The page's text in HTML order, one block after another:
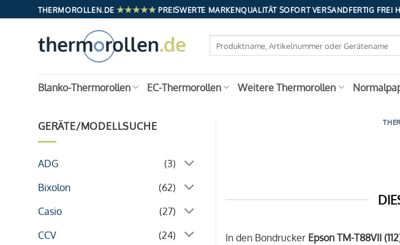
Inhalt
THERMOROLLEN.DE ★★★★★ PREISWERTE MARKENQUALITÄT SOFORT VERSANDFERTIG FREI
nach:
Blanko-Thermorollen EC-Thermorollen Weitere Thermorollen
GERÄTE/MODELLSUCHE
ADG
(3)
Bixolon
(62)
Casio
(27)
CCV
(24)
In den Bondrucker Epson TM-T88VII